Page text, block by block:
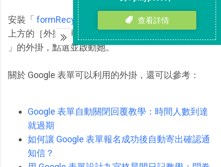
安裝「 formRecycler
」後，進入 Google 表單，打開
上方的［外掛清單］，就可以看到「 formRecycler
」的外掛，點選並啟動她。
關於 Google 表單可以利用的外掛，還可以參考：
Google 表單自動關閉回覆教學：時間人數到達
就過期
如何讓 Google 表單報名成功後自動寄出確認通
知信？